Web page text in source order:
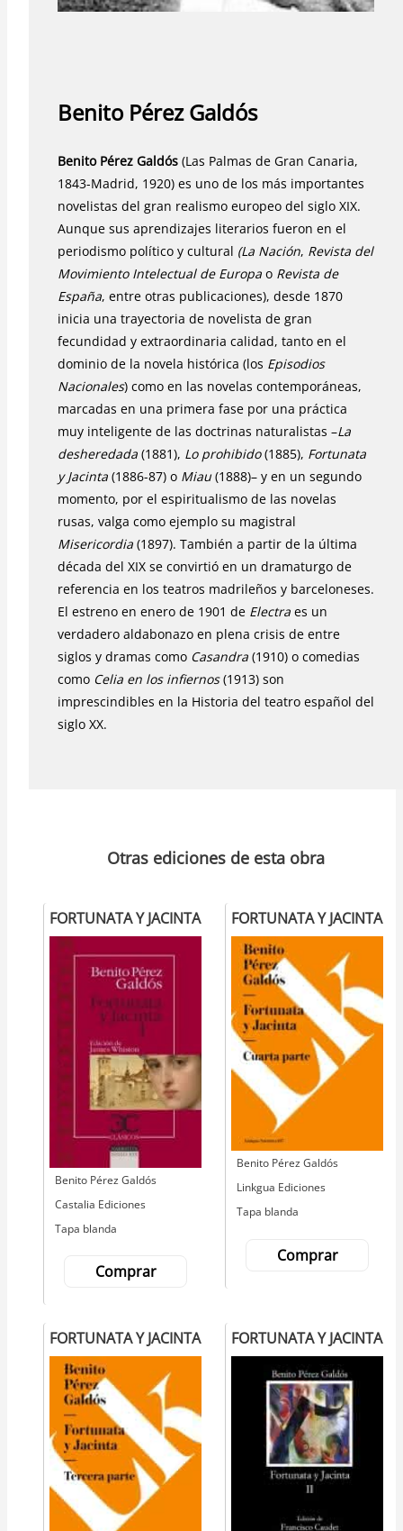
Benito Pérez Galdós
Benito Pérez Galdós (Las Palmas de Gran Canaria,
1843-Madrid, 1920) es uno de los más importantes
novelistas del gran realismo europeo del siglo XIX.
Aunque sus aprendizajes literarios fueron en el
periodismo político y cultural (La Nación, Revista del
Movimiento Intelectual de Europa o Revista de
España, entre otras publicaciones), desde 1870
inicia una trayectoria de novelista de gran
fecundidad y extraordinaria calidad, tanto en el
dominio de la novela histórica (los Episodios
Nacionales) como en las novelas contemporáneas,
marcadas en una primera fase por una práctica
muy inteligente de las doctrinas naturalistas –La
desheredada (1881), Lo prohibido(1885), Fortunata
y Jacinta (1886-87) o Miau(1888)– y en un segundo
momento, por el espiritualismo de las novelas
rusas, valga como ejemplo su magistral
Misericordia (1897). También a partir de la última
década del XIX se convirtió en un dramaturgo de
referencia en los teatros madrileños y barceloneses.
El estreno en enero de 1901 de Electra es un
verdadero aldabonazo en plena crisis de entre
siglos y dramas como Casandra (1910) o comedias
como Celia en los infiernos(1913) son
imprescindibles en la Historia del teatro español del
siglo XX.
Otras ediciones de esta obra
FORTUNATA Y JACINTA
Autor
Benito Pérez Galdós
Editorial
Castalia Ediciones
Tapa blanda
Comprar
FORTUNATA Y JACINTA
Autor
Benito Pérez Galdós
Editorial
Linkgua Ediciones
Tapa blanda
Comprar
FORTUNATA Y JACINTA FORTUNATA Y JACINTA